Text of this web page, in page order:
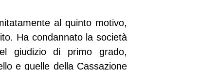
al quinto motivo,
Ha condannato la società
giudizio di primo grado,
e quelle della Cassazione